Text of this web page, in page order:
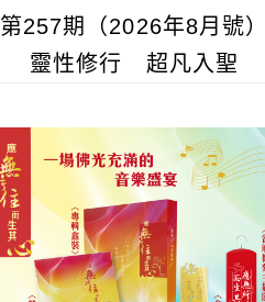
第257期（2026年8月號）
靈性修行 超凡入聖